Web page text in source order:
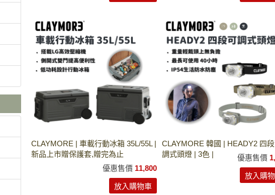
CLAYMORE | 車載行動冰箱 35L/55L |
新品上市贈保護套,贈完為止
優惠售價 11,800
放入購物車
CLAYMORE 韓國 | HEADY2 四
調式頭燈 | 3色 |
優惠售價
放入購